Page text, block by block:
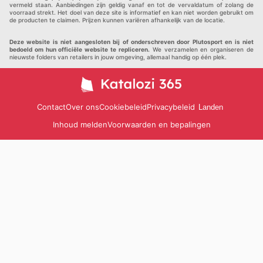
vermeld staan. Aanbiedingen zijn geldig vanaf en tot de vervaldatum of zolang de
voorraad strekt. Het doel van deze site is informatief en kan niet worden gebruikt om
de producten te claimen. Prijzen kunnen variëren afhankelijk van de locatie.
Deze website is niet aangesloten bij of onderschreven door Plutosport en is niet
bedoeld om hun officiële website te repliceren. We verzamelen en organiseren de
nieuwste folders van retailers in jouw omgeving, allemaal handig op één plek.
ContactOver onsCookiebeleidPrivacybeleid Landen
Inhoud meldenVoorwaarden en bepalingen